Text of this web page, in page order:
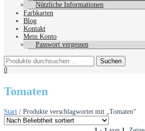
Nützliche Informationen
Farbkarten
Blog
Kontakt
Mein Konto
Passwort vergessen
0
Tomaten
Start / Produkte verschlagwortet mit „Tomaten“